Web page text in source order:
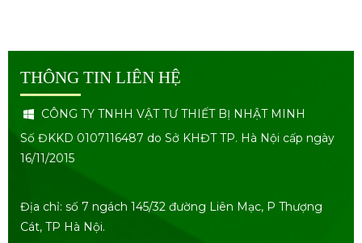
THÔNG TIN LIÊN HỆ
CÔNG TY TNHH VẬT TƯ THIẾT BỊ NHẬT MINH
Số ĐKKD 0107116487 do Sở KHĐT TP. Hà Nội cấp ngày
16/11/2015
Địa chỉ: số 7 ngách 145/32 đường Liên Mạc, P Thượng
Cát, TP Hà Nội.